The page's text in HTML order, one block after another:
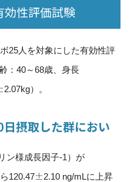
効性評価試験
25人を対象にした有効性評
：40～68歳、身長
）。
摂取した群におい
様成長因子-1）が
120.47±2.10 ng/mLに上昇